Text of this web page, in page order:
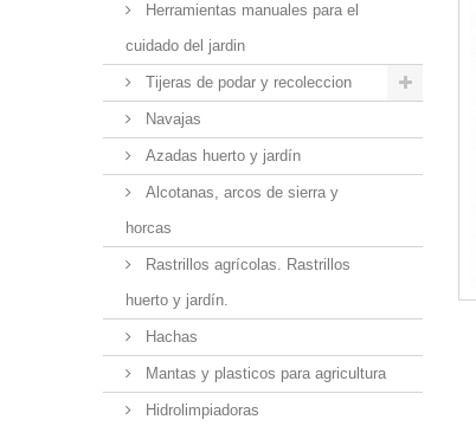
Herramientas manuales para el
cuidado del jardin
Tijeras de podar y recoleccion
Navajas
Azadas huerto y jardín
Alcotanas, arcos de sierra y
horcas
Rastrillos agrícolas. Rastrillos
huerto y jardín.
Hachas
Mantas y plasticos para agricultura
Hidrolimpiadoras